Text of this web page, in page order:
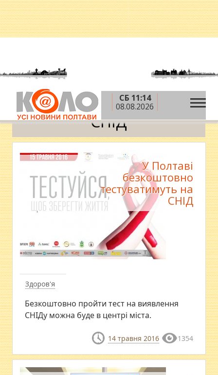
СБ 11:14
08.08.2026
Головна » СНІД
СНІД
Здоров'я
У Полтаві
безкоштовно
тестуватимуть на
СНІД
​Безкоштовно пройти тест на виявлення
СНІДу можна буде в центрі міста.
14 травня 2016 1354